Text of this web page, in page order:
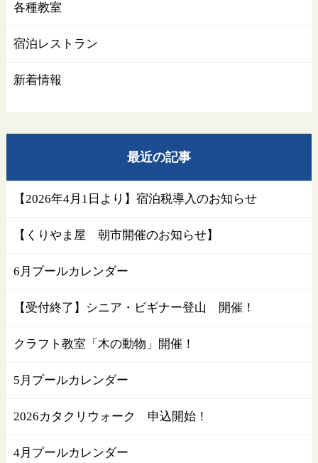
各種教室
宿泊レストラン
新着情報
最近の記事
【2026年4月1日より】宿泊税導入のお知らせ
【くりやま屋 朝市開催のお知らせ】
6月プールカレンダー
【受付終了】シニア・ビギナー登山 開催！
クラフト教室「木の動物」開催！
5月プールカレンダー
2026カタクリウォーク 申込開始！
4月プールカレンダー